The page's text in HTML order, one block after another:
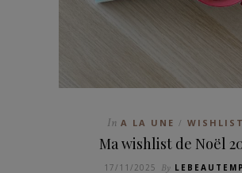
In A LA UNE / WISHLIST
Ma wishlist de Noël
17/11/2025 By